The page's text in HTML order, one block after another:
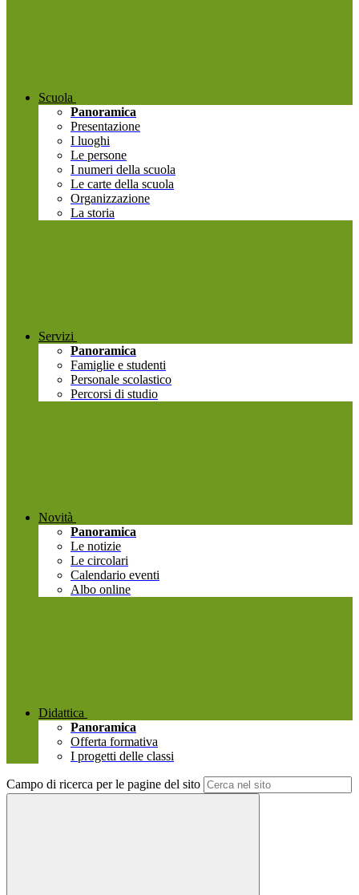
Scuola
Panoramica
Presentazione
I luoghi
Le persone
I numeri della scuola
Le carte della scuola
Organizzazione
La storia
Servizi
Panoramica
Famiglie e studenti
Personale scolastico
Percorsi di studio
Novità
Panoramica
Le notizie
Le circolari
Calendario eventi
Albo online
Didattica
Panoramica
Offerta formativa
I progetti delle classi
Campo di ricerca per le pagine del sito